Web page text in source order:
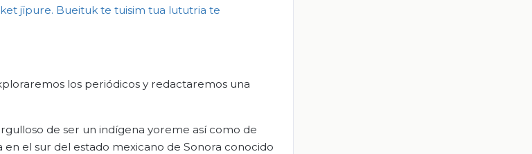
ket jïpure. Bueituk te tuisim tua lututria te
los periódicos y redactaremos una
de ser un indígena yoreme así como de
el sur del estado mexicano de Sonora conocido